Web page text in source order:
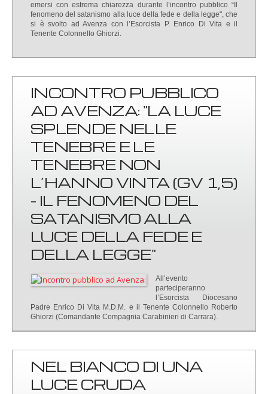
emersi con estrema chiarezza durante l’incontro pubblico “Il
fenomeno del satanismo alla luce della fede e della legge", che
si è svolto ad Avenza con l’Esorcista P. Enrico Di Vita e il
Tenente Colonnello Ghiorzi.
INCONTRO PUBBLICO
AD AVENZA: "LA LUCE
SPLENDE NELLE
TENEBRE E LE
TENEBRE NON
L’HANNO VINTA (GV 1,5)
- IL FENOMENO DEL
SATANISMO ALLA
LUCE DELLA FEDE E
DELLA LEGGE"
All’evento
parteciperanno
l’Esorcista Diocesano
Padre Enrico Di Vita M.D.M. e il Tenente Colonnello Roberto
Ghiorzi (Comandante Compagnia Carabinieri di Carrara).
NEL BIANCO DI UNA
LUCE CRUDA